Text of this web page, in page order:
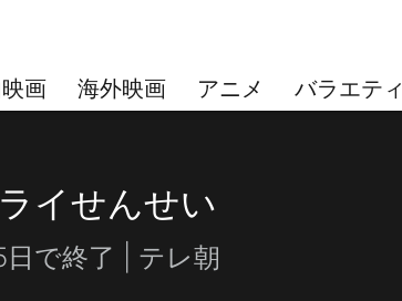
画 海外映画 アニメ バラエティ
イせんせい
日で終了 | テレ朝